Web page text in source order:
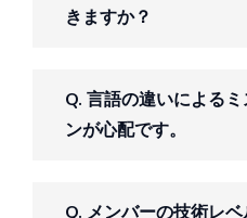
きますか？
Q. 言語の違いによる
ンが心配です。
Q. メンバーの技術レベ